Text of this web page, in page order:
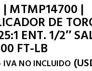
| MTMP14700 |
DE
ENT. 1/2″
FT-LB
IVA NO INCLUIDO (